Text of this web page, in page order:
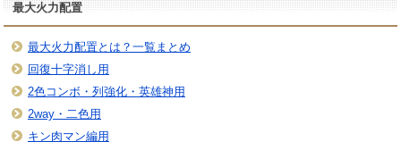
最大火力配置
最大火力配置とは？一覧まとめ
回復十字消し用
2色コンボ・列強化・英雄神用
2way・二色用
キン肉マン編用